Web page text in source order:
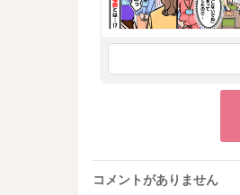
コメントがありません